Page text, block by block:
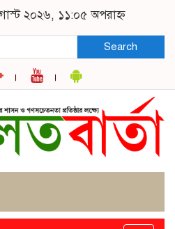
২০২৬, ১১:০৫ অপরাহ্ন
Search